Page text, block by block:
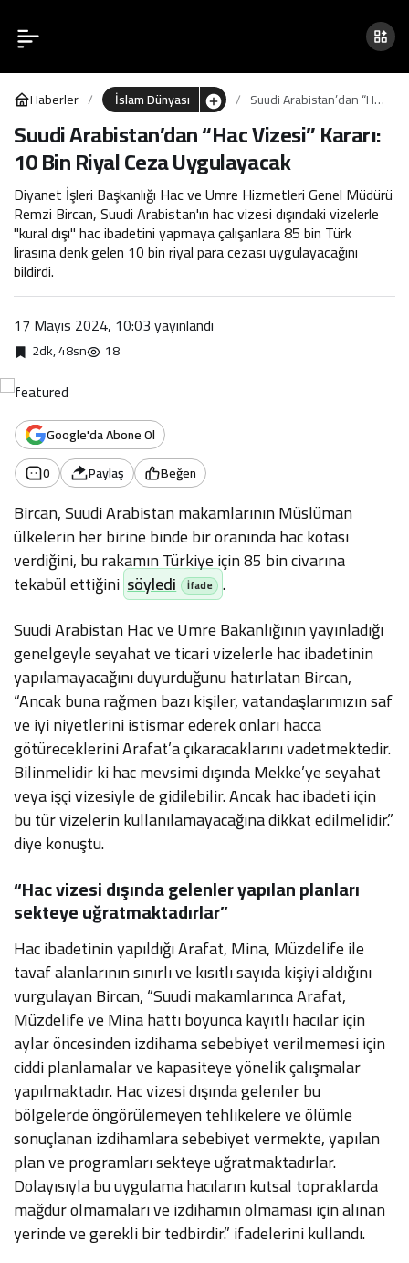
Haberler İslam Dünyası
Suudi Arabistan’dan “Hac
Vizesi” Kararı: 10 Bin
Riyal Ceza Uygulayacak
Suudi Arabistan’dan “Hac Vizesi” Kararı:
10 Bin Riyal Ceza Uygulayacak
Diyanet İşleri Başkanlığı Hac ve Umre Hizmetleri Genel Müdürü
Remzi Bircan, Suudi Arabistan'ın hac vizesi dışındaki vizelerle
"kural dışı" hac ibadetini yapmaya çalışanlara 85 bin Türk
lirasına denk gelen 10 bin riyal para cezası uygulayacağını
bildirdi.
17 Mayıs 2024, 10:03yayınlandı
2dk, 48sn 18
Google'da Abone Ol
0
Paylaş Beğen
Bircan, Suudi Arabistan makamlarının Müslüman
ülkelerin her birine binde bir oranında hac kotası
verdiğini, bu rakamın Türkiye için 85 bin civarına
tekabül ettiğini söyledi
.
Suudi Arabistan Hac ve Umre Bakanlığının yayınladığı
genelgeyle seyahat ve ticari vizelerle hac ibadetinin
yapılamayacağını duyurduğunu hatırlatan Bircan,
“Ancak buna rağmen bazı kişiler, vatandaşlarımızın saf
ve iyi niyetlerini istismar ederek onları hacca
götüreceklerini Arafat’a çıkaracaklarını vadetmektedir.
Bilinmelidir ki hac mevsimi dışında Mekke’ye seyahat
veya işçi vizesiyle de gidilebilir. Ancak hac ibadeti için
bu tür vizelerin kullanılamayacağına dikkat edilmelidir.”
diye konuştu.
“Hac vizesi dışında gelenler yapılan planları
sekteye uğratmaktadırlar”
Hac ibadetinin yapıldığı Arafat, Mina, Müzdelife ile
tavaf alanlarının sınırlı ve kısıtlı sayıda kişiyi aldığını
vurgulayan Bircan, “Suudi makamlarınca Arafat,
Müzdelife ve Mina hattı boyunca kayıtlı hacılar için
aylar öncesinden izdihama sebebiyet verilmemesi için
ciddi planlamalar ve kapasiteye yönelik çalışmalar
yapılmaktadır. Hac vizesi dışında gelenler bu
bölgelerde öngörülemeyen tehlikelere ve ölümle
sonuçlanan izdihamlara sebebiyet vermekte, yapılan
plan ve programları sekteye uğratmaktadırlar.
Dolayısıyla bu uygulama hacıların kutsal topraklarda
mağdur olmamaları ve izdihamın olmaması için alınan
yerinde ve gerekli bir tedbirdir.” ifadelerini kullandı.
Suudi Arabistan’dan “Hac
Vizesi” Kararı: 10 Bin Riyal
Ceza Uygulayacak
0